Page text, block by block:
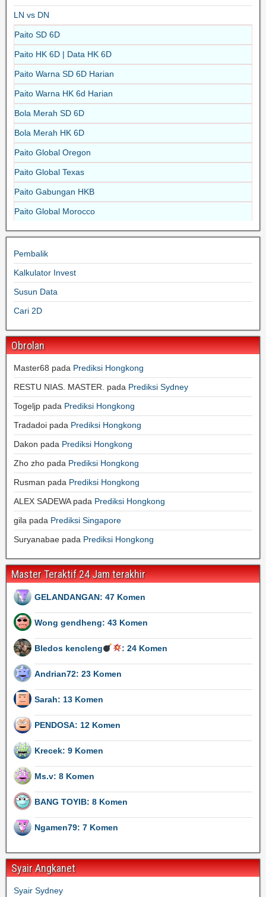
LN vs DN
Paito SD 6D
Paito HK 6D | Data HK 6D
Paito Warna SD 6D Harian
Paito Warna HK 6d Harian
Bola Merah SD 6D
Bola Merah HK 6D
Paito Global Oregon
Paito Global Texas
Paito Gabungan HKB
Paito Global Morocco
Pembalik
Kalkulator Invest
Susun Data
Cari 2D
Obrolan
Master68 pada Prediksi Hongkong
RESTU NIAS. MASTER.
pada Prediksi Sydney
Togeljp pada Prediksi Hongkong
Tradadoi pada Prediksi Hongkong
Dakon pada Prediksi Hongkong
Zho zho pada Prediksi Hongkong
Rusman pada Prediksi Hongkong
ALEX SADEWApada Prediksi Hongkong
gila pada Prediksi Singapore
Suryanabae pada Prediksi Hongkong
Master Teraktif 24 Jam terakhir
GELANDANGAN: 47 Komen
Wong gendheng: 43 Komen
Bledos kencleng : 24 Komen
Andrian72: 23 Komen
Sarah: 13 Komen
PENDOSA: 12 Komen
Krecek: 9 Komen
Ms.v: 8 Komen
BANG TOYIB: 8 Komen
Ngamen79: 7 Komen
Syair Angkanet
Syair Sydney